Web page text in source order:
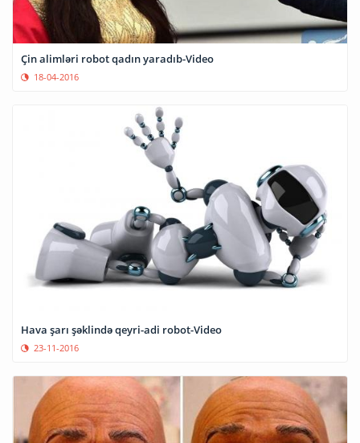
Çin alimləri robot qadın yaradıb-Video
18-04-2016
Hava şarı şəklində qeyri-adi robot-Video
23-11-2016